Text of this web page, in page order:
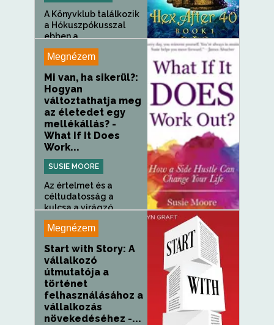
A Könyvklub találkozik
a Hókuszpókusszal
ebben a...
Megnézem
Mi van, ha sikerül?:
Hogyan
változtathatja meg
az életedet egy
mellékállás? -
What If It Does
Work...
SUSIE MOORE
Az értelmet és a
céltudatosság a
kulcsa a virágzó...
Megnézem
Start with Story: A
vállalkozó
útmutatója a
történet
felhasználásához a
vállalkozás
növekedéséhez -...